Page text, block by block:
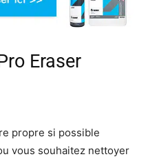
Eraser
propre si possible
vous souhaitez nettoyer